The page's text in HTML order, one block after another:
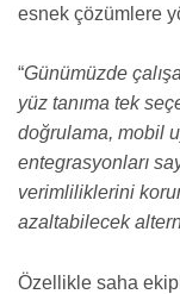
esnek çözümlere
“Günümüzde
yüz tanıma tek
doğrulama, mobil
entegrasyonları
verimliliklerini
azaltabilecek
Özellikle saha